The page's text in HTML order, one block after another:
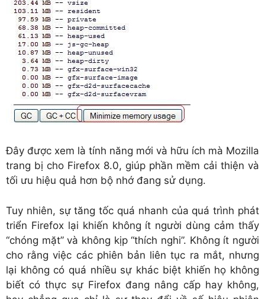
Đây được xem là tính năng mới và hữu ích mà Mozilla
trang bị cho Firefox 8.0, giúp phần mềm cải thiện và
tối ưu hiệu quả hơn bộ nhớ đang sử dụng.
Tuy nhiên, sự tăng tốc quá nhanh của quá trình phát
triển Firefox lại khiến không ít người dùng cảm thấy
“chóng mặt” và không kịp “thích nghi”. Không ít người
cho rằng việc các phiên bản liên tục ra mắt, nhưng
lại không có quá nhiều sự khác biệt khiến họ không
biết có thực sự Firefox đang nâng cấp hay không,